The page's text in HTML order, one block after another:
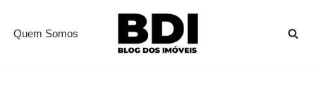
Pular
Quem Somos